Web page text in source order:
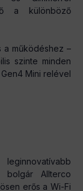
a különböző
a működéshez –
szinte minden
Mini relével
bolgár Allterco
erős a Wi-Fi